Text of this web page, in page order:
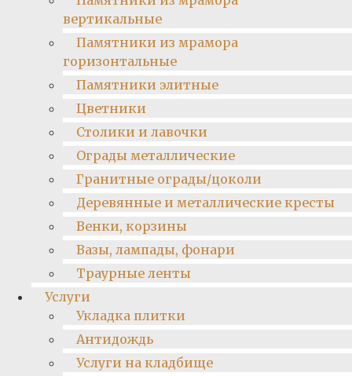
вертикальные
Памятники из мрамора
горизонтальные
Памятники элитные
Цветники
Столики и лавочки
Ограды металлические
Гранитные ограды/цоколи
Деревянные и металлические кресты
Венки, корзины
Вазы, лампады, фонари
Траурные ленты
Услуги
Укладка плитки
Антидождь
Услуги на кладбище